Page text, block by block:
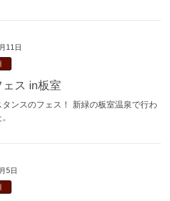
11日
ェス in板室
タンスのフェス！ 新緑の板室温泉で行わ
5日